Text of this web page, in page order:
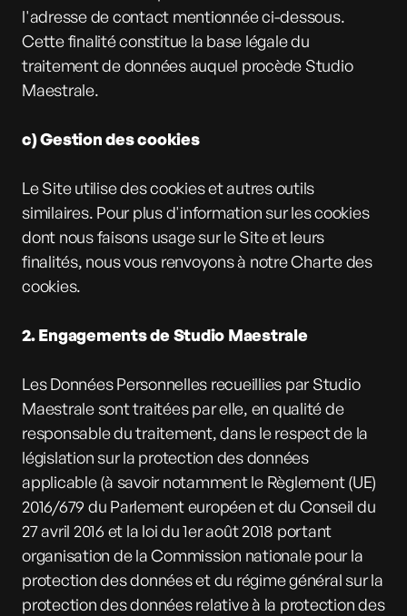
l'adresse de contact mentionnée ci-dessous.
Cette finalité constitue la base légale du
traitement de données auquel procède Studio
Maestrale.
c) Gestion des cookies
Le Site utilise des cookies et autres outils
similaires. Pour plus d'information sur les cookies
dont nous faisons usage sur le Site et leurs
finalités, nous vous renvoyons à notre Charte des
cookies.
2. Engagements de Studio Maestrale
Les Données Personnelles recueillies par Studio
Maestrale sont traitées par elle, en qualité de
responsable du traitement, dans le respect de la
législation sur la protection des données
applicable (à savoir notamment le Règlement (UE)
2016/679 du Parlement européen et du Conseil du
27 avril 2016 et la loi du 1er août 2018 portant
organisation de la Commission nationale pour la
protection des données et du régime général sur la
protection des donnéesrelative à la protection des